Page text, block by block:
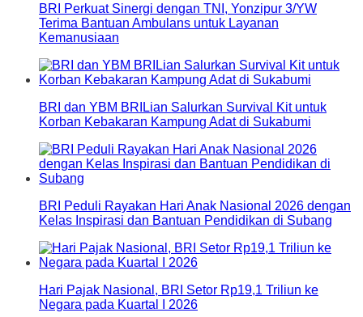
BRI Perkuat Sinergi dengan TNI, Yonzipur 3/YW
Terima Bantuan Ambulans untuk Layanan
Kemanusiaan
BRI dan YBM BRILian Salurkan Survival Kit untuk
Korban Kebakaran Kampung Adat di Sukabumi
BRI Peduli Rayakan Hari Anak Nasional 2026 dengan
Kelas Inspirasi dan Bantuan Pendidikan di Subang
Hari Pajak Nasional, BRI Setor Rp19,1 Triliun ke
Negara pada Kuartal I 2026